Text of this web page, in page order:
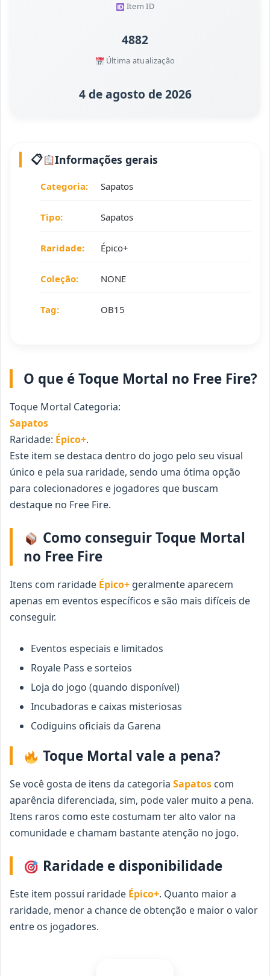
Item ID
4882
Última atualização
4 de agosto de 2026
Informações gerais
Categoria: Sapatos
Tipo: Sapatos
Raridade: Épico+
Coleção: NONE
Tag: OB15
O que é Toque Mortal no Free Fire?
Toque Mortal Categoria:
Sapatos
Raridade: Épico+.
Este item se destaca dentro do jogo pelo seu visual
único e pela sua raridade, sendo uma ótima opção
para colecionadores e jogadores que buscam
destaque no Free Fire.
Como conseguir Toque Mortal
no Free Fire
Itens com raridade Épico+ geralmente aparecem
apenas em eventos específicos e são mais difíceis de
conseguir.
Eventos especiais e limitados
Royale Pass e sorteios
Loja do jogo (quando disponível)
Incubadoras e caixas misteriosas
Codiguins oficiais da Garena
Toque Mortal vale a pena?
Se você gosta de itens da categoria Sapatos com
aparência diferenciada, sim, pode valer muito a pena.
Itens raros como este costumam ter alto valor na
comunidade e chamam bastante atenção no jogo.
Raridade e disponibilidade
Este item possui raridade Épico+. Quanto maior a
raridade, menor a chance de obtenção e maior o valor
entre os jogadores.